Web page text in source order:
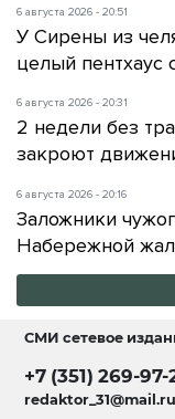
6 августа 2026 - 20:51
У Сирены из
целый пентхаус
6 августа 2026 - 20:31
2 недели без
закроют
6 августа 2026 - 20:16
Заложники
Набережной
СМИ сетевое
+7 (351) 269-97-
redaktor_31@mail.ru